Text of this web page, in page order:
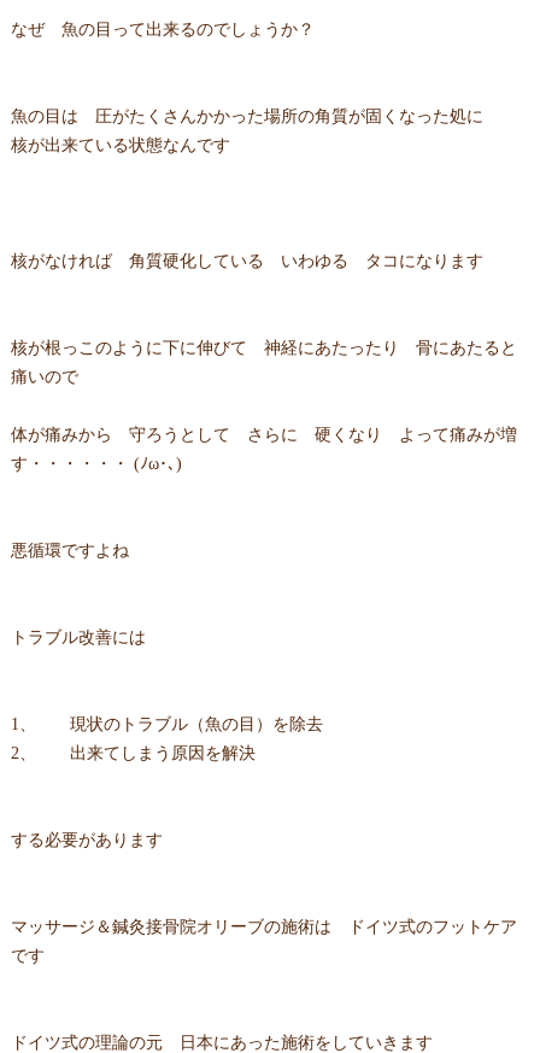
なぜ 魚の目って出来るのでしょうか？
魚の目は 圧がたくさんかかった場所の角質が固くなった処に
核が出来ている状態なんです
核がなければ 角質硬化している いわゆる タコになります
核が根っこのように下に伸びて 神経にあたったり 骨にあたると
痛いので
体が痛みから 守ろうとして さらに 硬くなり よって痛みが増
す・・・・・・ (ﾉω･､)
悪循環ですよね
トラブル改善には
1、 現状のトラブル（魚の目）を除去
2、 出来てしまう原因を解決
する必要があります
マッサージ＆鍼灸接骨院オリーブの施術は ドイツ式のフットケア
です
ドイツ式の理論の元 日本にあった施術をしていきます